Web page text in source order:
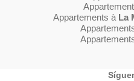
Appartements à La